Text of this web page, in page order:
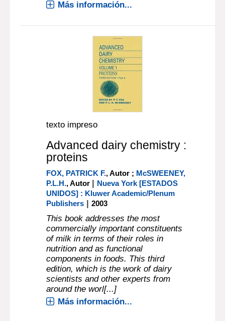
Más información...
texto impreso
Advanced dairy chemistry :
proteins
FOX, PATRICK F., Autor ; McSWEENEY,
P.L.H., Autor | Nueva York [ESTADOS
UNIDOS] : Kluwer Academic/Plenum
Publishers |2003
This book addresses the most
commercially important constituents
of milk in terms of their roles in
nutrition and as functional
components in foods. This third
edition, which is the work of dairy
scientists and other experts from
around the worl[...]
Más información...